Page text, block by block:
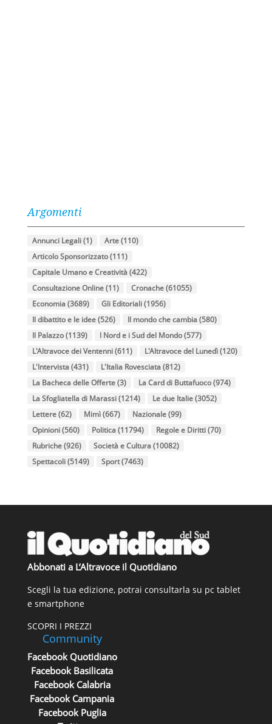
Argomenti
Annunci Legali(1) Arte(110)
Articolo Sponsorizzato(111)
Capitale Umano e Creatività(422)
Consultazione Online(11) Cronache(61055)
Economia(3689) Gli Editoriali(1956)
Il dibattito e le idee(526) Il mondo che cambia(580)
Il Palazzo(1139) I Nord e i Sud del Mondo(577)
L'Altravoce dei Ventenni(611) L'Altravoce del Lunedì(120)
L'Intervista(431) L'Italia Rovesciata(812)
La Bacheca delle Offerte(3) La Card di Buttafuoco(974)
La Sfogliatella di Marassi(1214) Le due Italie(3052)
Lettere(62) Mimì(667) Nazionale(99)
Opinioni(560) Politica(11794) Regole e Diritti(70)
Rubriche(926) Società e Cultura(10082)
Spettacoli(5149) Sport(7463)
Abbonati a L’Altravoce il Quotidiano
Scegli la tua edizione, potrai consultarla su pc tablet
e smartphone
SCOPRI I PREZZI
Community
Facebook Quotidiano
Facebook Basilicata
Facebook Calabria
Facebook Campania
Facebook Puglia